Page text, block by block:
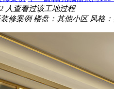
人查看过该工地过程
修案例 楼盘：其他小区 风格